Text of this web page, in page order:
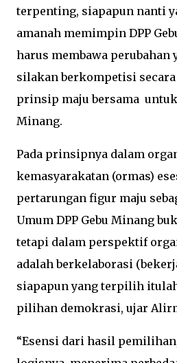
terpenting, siapapun nanti
amanah memimpin DPP
harus membawa perubahan
silakan berkompetisi
prinsip maju bersama untuk
Minang.
Pada prinsipnya dalam
kemasyarakatan (ormas)
pertarungan figur maju
Umum DPP Gebu Minang
tetapi dalam perspektif
adalah berkelaborasi
siapapun yang terpilih
pilihan demokrasi, ujar
“Esensi dari hasil